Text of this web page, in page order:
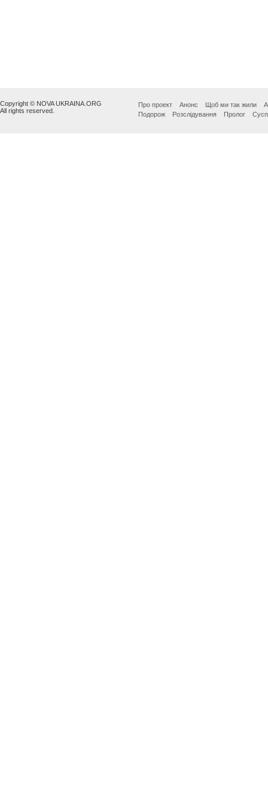
Copyright © NOVA UKRAINA.ORG
All rights reserved.
Про проект Анонс Щоб ми так жили
Подорож
Розслідування Пролог